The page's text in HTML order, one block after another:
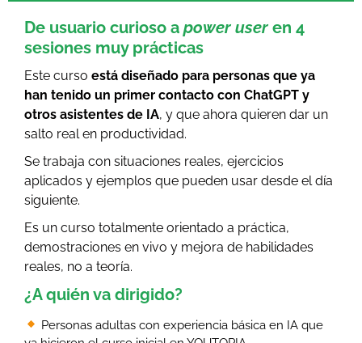
De usuario curioso a power user en 4
sesiones muy prácticas
Este curso está diseñado para personas que ya
han tenido un primer contacto con ChatGPT y
otros asistentes de IA, y que ahora quieren dar un
salto real en productividad.
Se trabaja con situaciones reales, ejercicios
aplicados y ejemplos que pueden usar desde el día
siguiente.
Es un curso totalmente orientado a práctica,
demostraciones en vivo y mejora de habilidades
reales, no a teoría.
¿A quién va dirigido?
Personas adultas con experiencia básica en IA que